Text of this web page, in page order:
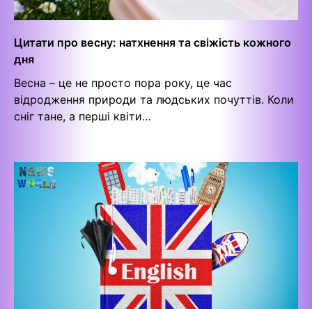
Цитати про весну: натхнення та свіжість кожного
дня
Весна – це не просто пора року, це час
відродження природи та людських почуттів. Коли
сніг тане, а перші квіти…